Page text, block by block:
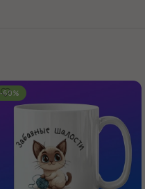
-60%